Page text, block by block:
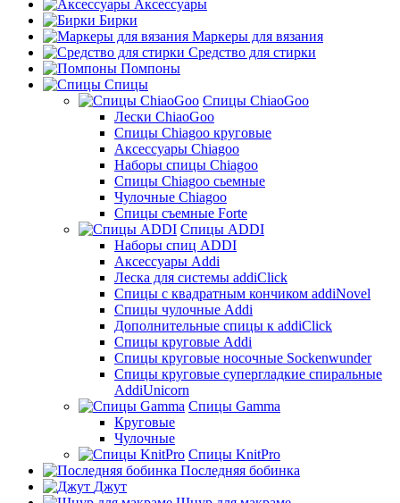
Аксессуары
Бирки
Маркеры для вязания
Средство для стирки
Помпоны
Спицы
Спицы ChiaoGoo
Лески ChiaoGoo
Cпицы Сhiagoo круговые
Аксессуары Chiagoo
Наборы спицы Chiagoo
Спицы Chiagoo сьемные
Чулочные Chiagoo
Спицы съемные Forte
Спицы ADDI
Наборы спиц ADDI
Аксессуары Addi
Леска для системы addiClick
Спицы с квадратным кончиком addiNovel
Спицы чулочные Addi
Дополнительные спицы к addiClick
Спицы круговые Addi
Спицы круговые носочные Sockenwunder
Спицы круговые супергладкие спиральные
AddiUnicorn
Спицы Gamma
Круговые
Чулочные
Спицы KnitPro
Последняя бобинка
Джут